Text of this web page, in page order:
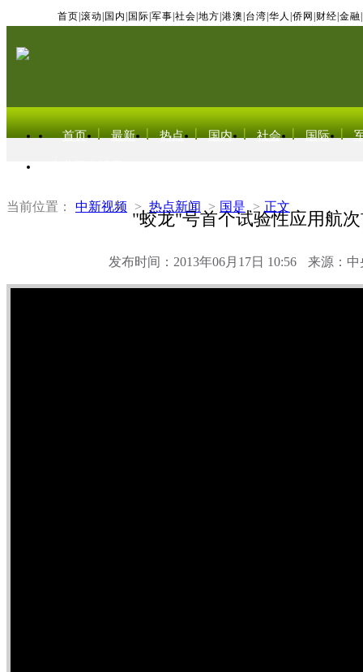
首页 滚动 国内 国际 军事 社会 地方 港澳 台湾 华人 侨网 财经 金融
首页 最新 热点 国内 社会 国际
当前位置： 中新视频 > 热点新闻 > 国是 > 正文
"蛟龙"号首个试验性应用航
发布时间：2013年06月17日 10:56 来源：中